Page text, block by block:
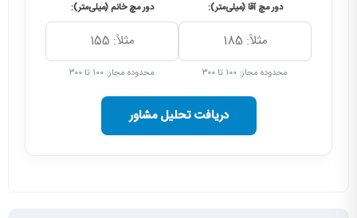
دور مچ آقا (میلی‌متر):
محدوده مجاز: ۱۰۰ تا ۳۰۰
دور مچ خانم (میلی‌متر):
محدوده مجاز: ۱۰۰ تا ۳۰۰
دریافت تحلیل مشاور